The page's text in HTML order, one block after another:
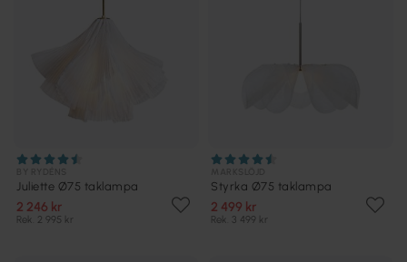
Juliette Ø75 taklampa
2 246 kr
Rek. 2 995 kr
Styrka Ø75 taklampa
2 499 kr
Rek. 3 499 kr